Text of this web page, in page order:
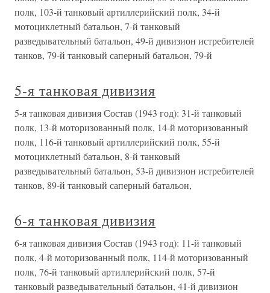
полк, 103-й танковый артиллерийский полк, 34-й
мотоциклетный батальон, 7-й танковый
разведывательный батальон, 49-й дивизион истребителей
танков, 79-й танковый саперный батальон, 79-й
5-я танковая дивизия
5-я танковая дивизия Состав (1943 год): 31-й танковый
полк, 13-й моторизованный полк, 14-й моторизованный
полк, 116-й танковый артиллерийский полк, 55-й
мотоциклетный батальон, 8-й танковый
разведывательный батальон, 53-й дивизион истребителей
танков, 89-й танковый саперный батальон,
6-я танковая дивизия
6-я танковая дивизия Состав (1943 год): 11-й танковый
полк, 4-й моторизованный полк, 114-й моторизованный
полк, 76-й танковый артиллерийский полк, 57-й
танковый разведывательный батальон, 41-й дивизион